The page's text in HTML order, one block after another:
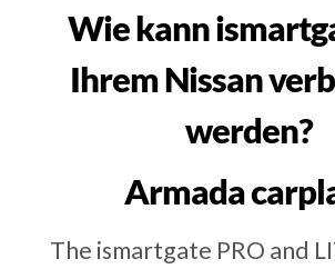
Wie kann
Ihrem Nissan
werden?
Armada
The ismartgate PRO and